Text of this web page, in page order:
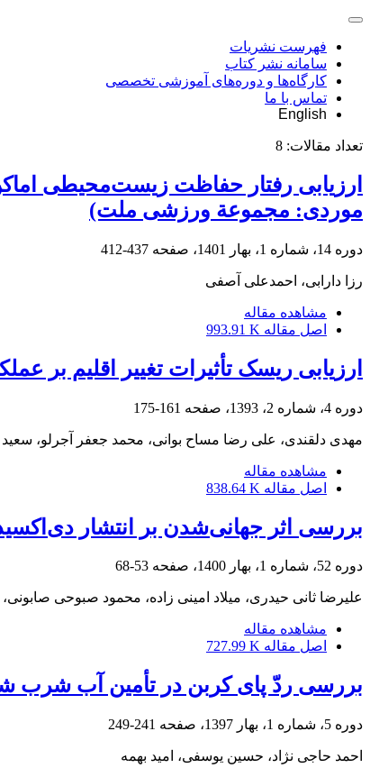
فهرست نشریات
سامانه نشر کتاب
کارگاه‌ها و دوره‌های آموزشی تخصصی
تماس با ما
English
تعداد مقالات: 8
ارزیابی رفتار حفاظت زیست‌محیطی
موردی: مجموعة ورزشی ملت)
دوره 14، شماره 1، بهار 1401، صفحه 437-412
رزا دارابی، احمدعلی آصفی
مشاهده مقاله
اصل مقاله 993.91 K
ارزیابی ریسک تأثیرات تغییر اقلیم بر
دوره 4، شماره 2، 1393، صفحه 161-175
مهدی دلقندی، علی رضا مساح بوانی، محمد جعفر آجرلو، سعید
مشاهده مقاله
اصل مقاله 838.64 K
بررسی اثر جهانی‌شدن بر انتشار
دوره 52، شماره 1، بهار 1400، صفحه 53-68
علیرضا ثانی حیدری، میلاد امینی زاده، محمود صبوحی صابونی،
مشاهده مقاله
اصل مقاله 727.99 K
بررسی ردّ پای کربن در تأمین آب شرب
دوره 5، شماره 1، بهار 1397، صفحه 241-249
احمد حاجی نژاد، حسین یوسفی، امید بهمه